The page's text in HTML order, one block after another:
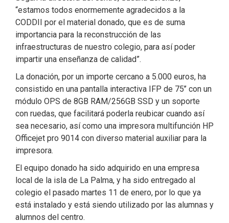
“estamos todos enormemente agradecidos a la
CODDII por el material donado, que es de suma
importancia para la reconstrucción de las
infraestructuras de nuestro colegio, para así poder
impartir una enseñanza de calidad”.
La donación, por un importe cercano a 5.000 euros, ha
consistido en una pantalla interactiva IFP de 75’’ con un
módulo OPS de 8GB RAM/256GB SSD y un soporte
con ruedas, que facilitará poderla reubicar cuando así
sea necesario, así como una impresora multifunción HP
Officejet pro 9014 con diverso material auxiliar para la
impresora.
El equipo donado ha sido adquirido en una empresa
local de la isla de La Palma, y ha sido entregado al
colegio el pasado martes 11 de enero, por lo que ya
está instalado y está siendo utilizado por las alumnas y
alumnos del centro.